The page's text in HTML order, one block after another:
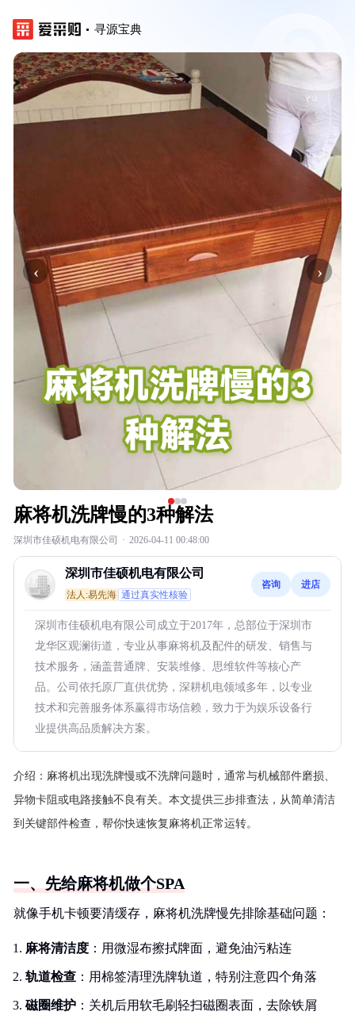
寻源宝典
‹ ›
麻将机洗牌慢的3种解法
深圳市佳硕机电有限公司 · 2026-04-11 00:48:00
深圳市佳硕机电有限公司
法人:易先海 通过真实性核验
咨询 进店
深圳市佳硕机电有限公司成立于2017年，总部位于深圳市
龙华区观澜街道，专业从事麻将机及配件的研发、销售与
技术服务，涵盖普通牌、安装维修、思维软件等核心产
品。公司依托原厂直供优势，深耕机电领域多年，以专业
技术和完善服务体系赢得市场信赖，致力于为娱乐设备行
业提供高品质解决方案。
介绍： 麻将机出现洗牌慢或不洗牌问题时，通常与机械部件磨损、
异物卡阻或电路接触不良有关。本文提供三步排查法，从简单清洁
到关键部件检查，帮你快速恢复麻将机正常运转。
一、先给麻将机做个SPA
就像手机卡顿要清缓存，麻将机洗牌慢先排除基础问题：
麻将清洁度 ：用微湿布擦拭牌面，避免油污粘连
轨道检查 ：用棉签清理洗牌轨道，特别注意四个角落
磁圈维护 ：关机后用软毛刷轻扫磁圈表面，去除铁屑